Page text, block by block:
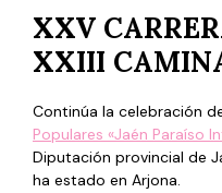
XXV
XXIII
Continúa la celebración
Populares «Jaén Paraíso
Diputación provincial de
ha estado en Arjona.